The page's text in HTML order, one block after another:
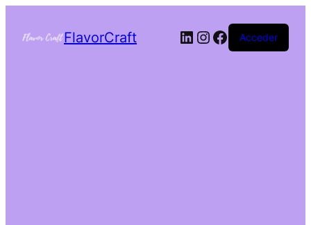
FlavorCraft Acceder